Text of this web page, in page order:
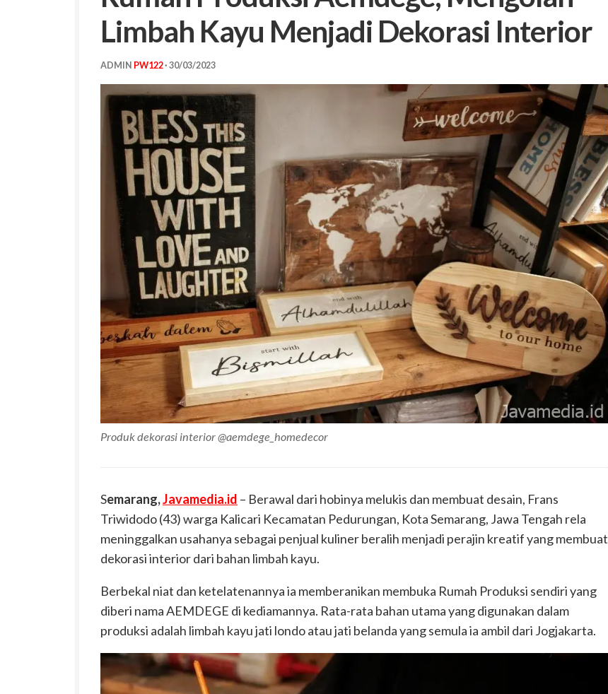
Limbah Kayu Menjadi Dekorasi Interior
ADMIN PW122· 30/03/2023
Produk dekorasi interior @aemdege_homedecor
Semarang,Javamedia.id – Berawal dari hobinya melukis dan membuat desain, Frans
Triwidodo (43) warga Kalicari Kecamatan Pedurungan, Kota Semarang, Jawa Tengah rela
meninggalkan usahanya sebagai penjual kuliner beralih menjadi perajin kreatif yang membuat
dekorasi interior dari bahan limbah kayu.
Berbekal niat dan ketelatenannya ia memberanikan membuka Rumah Produksi sendiri yang
diberi nama AEMDEGE di kediamannya. Rata-rata bahan utama yang digunakan dalam
produksi adalah limbah kayu jati londo atau jati belanda yang semula ia ambil dari Jogjakarta.